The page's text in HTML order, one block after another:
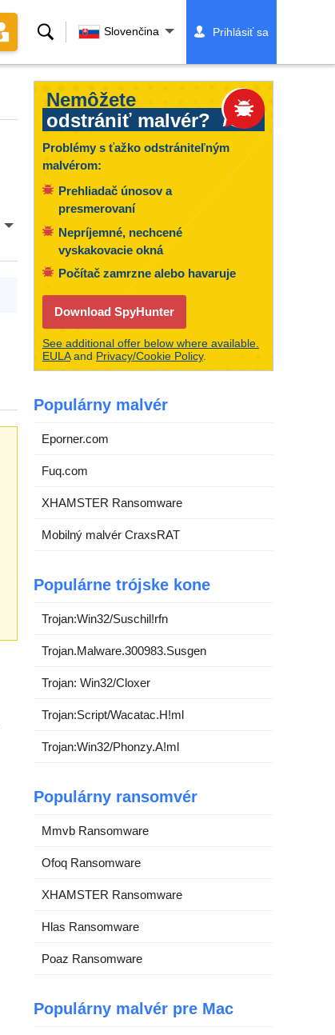
VyhľadávanieSlovenčina Prihlásiť sa
Nemôžete
odstrániť malvér?
Problémy s ťažko odstrániteľným
malvérom:
Prehliadač únosov a
presmerovaní
Nepríjemné, nechcené
vyskakovacie okná
Počítač zamrzne alebo havaruje
Download SpyHunter
See additional offer below where available.
EULAand Privacy/Cookie Policy.
Populárny malvér
Eporner.com
Fuq.com
XHAMSTER Ransomware
Mobilný malvér CraxsRAT
Populárne trójske kone
Trojan:Win32/Suschil!rfn
Trojan.Malware.300983.Susgen
Trojan: Win32/Cloxer
Trojan:Script/Wacatac.H!ml
Trojan:Win32/Phonzy.A!ml
Populárny ransomvér
Mmvb Ransomware
Ofoq Ransomware
XHAMSTER Ransomware
Hlas Ransomware
Poaz Ransomware
Populárny malvér pre Mac